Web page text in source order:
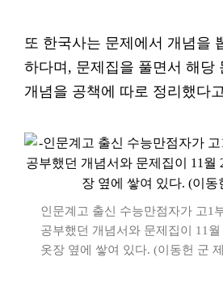
또 한국사는 문제에서 개념을
하다며, 문제집을 풀면서 해당
개념을 공책에 따로 정리했다
인문계고 출신 수능만점자가 고1
공부했던 개념서와 문제집이 11
옷장 옆에 쌓여 있다. (이동헌 군